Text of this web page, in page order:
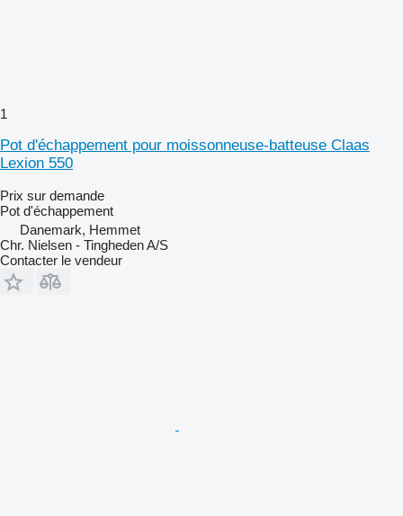
1
Pot d'échappement pour moissonneuse-batteuse Claas
Lexion 550
Prix sur demande
Pot d'échappement
Danemark, Hemmet
Chr. Nielsen - Tingheden A/S
Contacter le vendeur